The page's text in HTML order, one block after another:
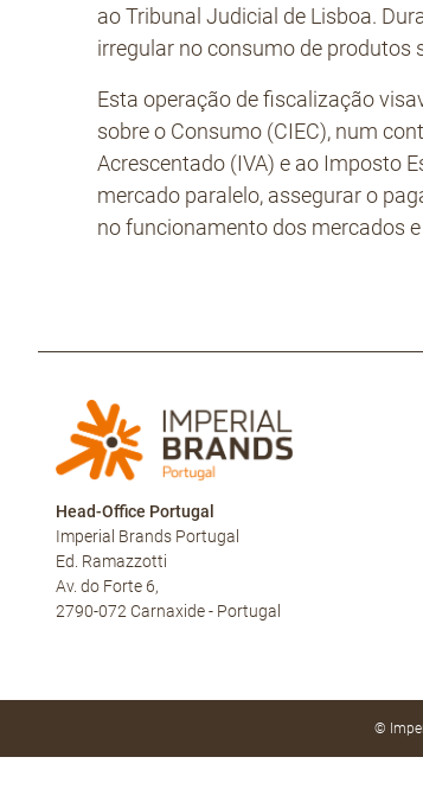
ao Tribunal Judicial de Lisboa.
irregular no consumo de produtos
Esta operação de fiscalização
sobre o Consumo (CIEC), num
Acrescentado (IVA) e ao Imposto
mercado paralelo, assegurar o
no funcionamento dos mercados
Head-Office Portugal
Imperial Brands Portugal
Ed. Ramazzotti
Av. do Forte 6,
2790-072 Carnaxide - Portugal
©